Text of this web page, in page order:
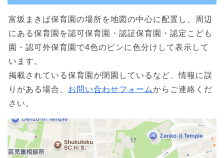
富坂まきば保育園の場所を地図の中心に配置し、周辺
にある保育園を認可保育園・認証保育園・認定こども
園・認可外保育園で4色のピンに色分けして表示して
います。
掲載されている保育園が閉園しているなど、情報に誤
りがある場合、 お問い合わせフォームからご連絡くだ
さい。